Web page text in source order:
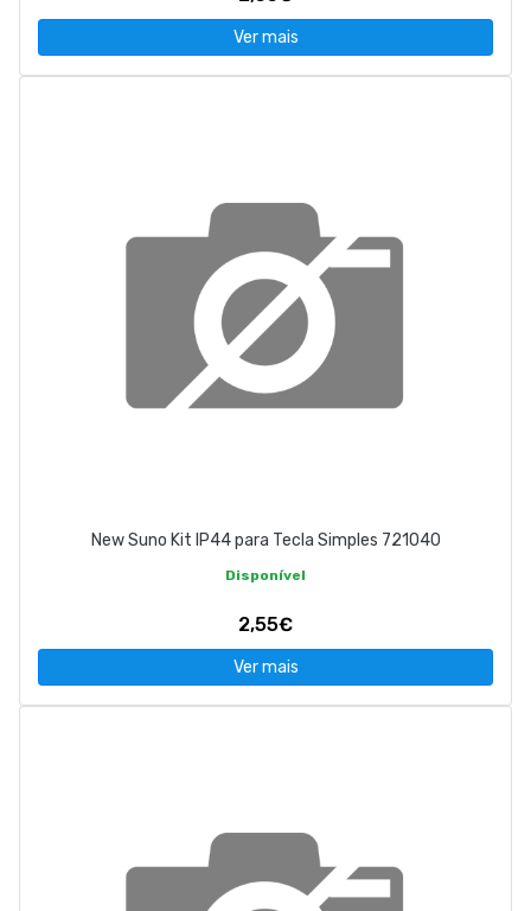
Ver mais
New Suno Kit IP44 para Tecla Simples 721040
Disponível
2,55€
Ver mais